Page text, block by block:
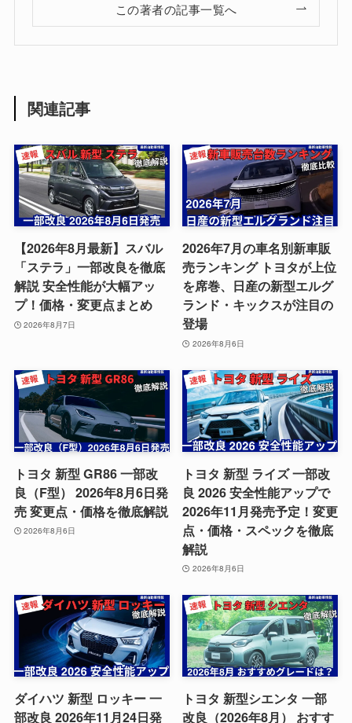
この著者の記事一覧へ
関連記事
【2026年8月最新】スバル
「ステラ」一部改良を徹底
解説 安全性能が大幅アッ
プ！価格・変更点まとめ
2026年8月7日
2026年7月の車名別新車販
売ランキング トヨタが上位
を席巻、日産の新型エルグ
ランド・キックスが注目の
登場
2026年8月6日
トヨタ 新型 GR86 一部改
良（F型） 2026年8月6日発
売 変更点・価格を徹底解説
2026年8月6日
トヨタ 新型 ライズ 一部改
良 2026 安全性能アップで
2026年11月発売予定！変更
点・価格・スペックを徹底
解説
2026年8月6日
ダイハツ 新型 ロッキー 一
部改良 2026年11月24日発
トヨタ 新型シエンタ 一部
改良（2026年8月） おすす